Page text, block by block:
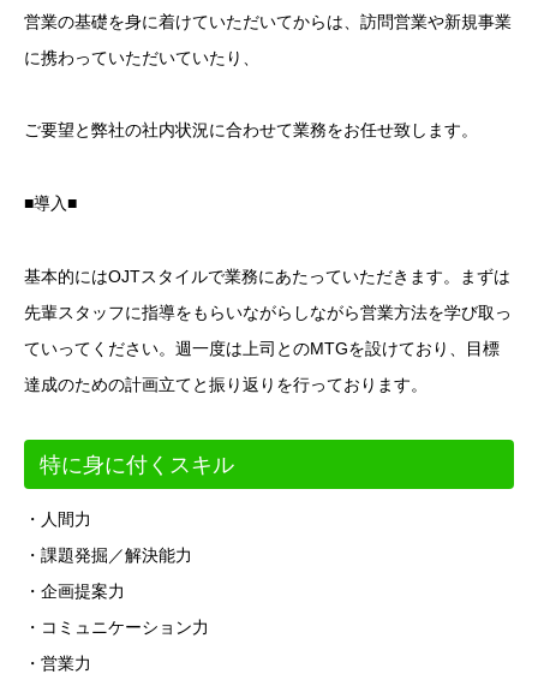
営業の基礎を身に着けていただいてからは、訪問営業や新規事業
に携わっていただいていたり、
ご要望と弊社の社内状況に合わせて業務をお任せ致します。
■導入■
基本的にはOJTスタイルで業務にあたっていただきます。まずは
先輩スタッフに指導をもらいながらしながら営業方法を学び取っ
ていってください。週一度は上司とのMTGを設けており、目標
達成のための計画立てと振り返りを行っております。
特に身に付くスキル
・人間力
・課題発掘／解決能力
・企画提案力
・コミュニケーション力
・営業力